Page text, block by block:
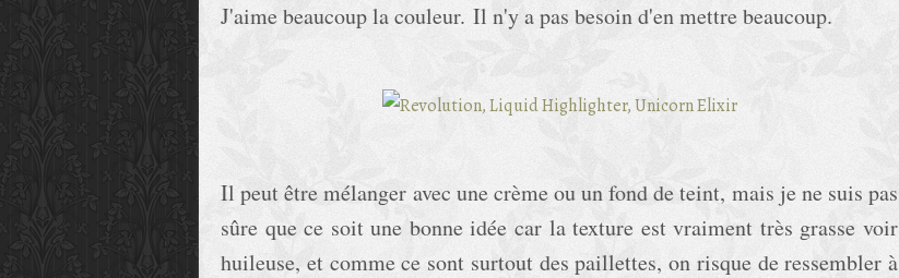
J'aime beaucoup la couleur. Il n'y a pas besoin d'en mettre beaucoup.
Il peut être mélanger avec une crème ou un fond de teint, mais je ne suis pas
sûre que ce soit une bonne idée car la texture est vraiment très grasse voir
huileuse, et comme ce sont surtout des paillettes, on risque de ressembler à